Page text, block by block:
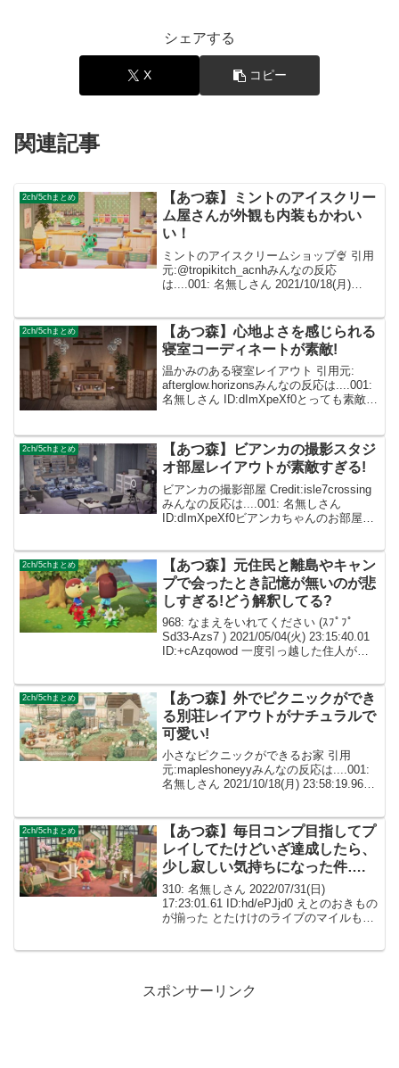
シェアする
X コピー
関連記事
2ch/5chまとめ
【あつ森】ミントのアイスクリー
ム屋さんが外観も内装もかわい
い！
ミントのアイスクリームショップ🍨 引用
元:@tropikitch_acnhみんなの反応
は....001: 名無しさん 2021/10/18(月)
2ch/5chまとめ
【あつ森】心地よさを感じられる
寝室コーディネートが素敵!
温かみのある寝室レイアウト 引用元:
afterglow.horizonsみんなの反応は....001:
名無しさん ID:dImXpeXf0とっても素敵な
ID:...
2ch/5chまとめ
【あつ森】ビアンカの撮影スタジ
オ部屋レイアウトが素敵すぎる!
ビアンカの撮影部屋 Credit:isle7crossing
みんなの反応は....001: 名無しさん
ID:dImXpeXf0ビアンカちゃんのお部屋
2ch/5chまとめ
【あつ森】元住民と離島やキャン
プで会ったとき記憶が無いのが悲
しすぎる!どう解釈してる?
968: なまえをいれてください (ｽﾌﾟﾌﾟ
Sd33-Azs7 ) 2021/05/04(火) 23:15:40.01
ID:+cAzqowod 一度引っ越した住人がま
2ch/5chまとめ
【あつ森】外でピクニックができ
る別荘レイアウトがナチュラルで
可愛い!
小さなピクニックができるお家 引用
元:mapleshoneyyみんなの反応は....001:
名無しさん 2021/10/18(月) 23:58:19.96
2ch/5chまとめ
【あつ森】毎日コンプ目指してプ
レイしてたけどいざ達成したら、
少し寂しい気持ちになった件….
310: 名無しさん 2022/07/31(日)
17:23:01.61 ID:hd/ePJjd0 えとのおきもの
が揃った とたけけのライブのマイルもも
スポンサーリンク